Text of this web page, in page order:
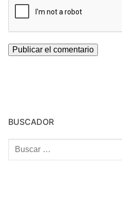
BUSCADOR
Buscar: